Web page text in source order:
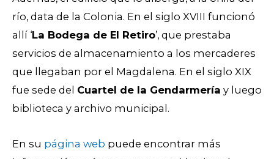
río, data de la Colonia. En el siglo XVIII funcionó
allí ‘La Bodega de El Retiro’, que prestaba
servicios de almacenamiento a los mercaderes
que llegaban por el Magdalena. En el siglo XIX
fue sede del Cuartel de la Gendarmería y luego
biblioteca y archivo municipal.
En su página web puede encontrar más